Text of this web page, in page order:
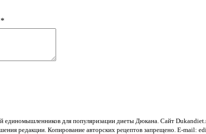
единомышленников для популяризации диеты Дюкана. Сайт
редакции. Копирование авторских рецептов запрещено. E-mail: